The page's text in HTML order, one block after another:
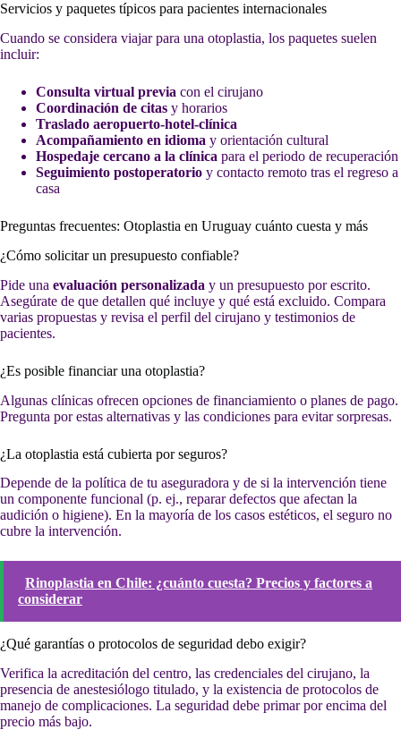
Servicios y paquetes típicos para pacientes internacionales
Cuando se considera viajar para una otoplastia, los paquetes suelen
incluir:
Consulta virtual previa con el cirujano
Coordinación de citas y horarios
Traslado aeropuerto-hotel-clínica
Acompañamiento en idioma y orientación cultural
Hospedaje cercano a la clínica para el periodo de recuperación
Seguimiento postoperatorio y contacto remoto tras el regreso a
casa
Preguntas frecuentes: Otoplastia en Uruguay cuánto cuesta y más
¿Cómo solicitar un presupuesto confiable?
Pide una evaluación personalizada y un presupuesto por escrito.
Asegúrate de que detallen qué incluye y qué está excluido. Compara
varias propuestas y revisa el perfil del cirujano y testimonios de
pacientes.
¿Es posible financiar una otoplastia?
Algunas clínicas ofrecen opciones de financiamiento o planes de pago.
Pregunta por estas alternativas y las condiciones para evitar sorpresas.
¿La otoplastia está cubierta por seguros?
Depende de la política de tu aseguradora y de si la intervención tiene
un componente funcional (p. ej., reparar defectos que afectan la
audición o higiene). En la mayoría de los casos estéticos, el seguro no
cubre la intervención.
Rinoplastia en Chile: ¿cuánto cuesta? Precios y factores a
considerar
¿Qué garantías o protocolos de seguridad debo exigir?
Verifica la acreditación del centro, las credenciales del cirujano, la
presencia de anestesiólogo titulado, y la existencia de protocolos de
manejo de complicaciones. La seguridad debe primar por encima del
precio más bajo.